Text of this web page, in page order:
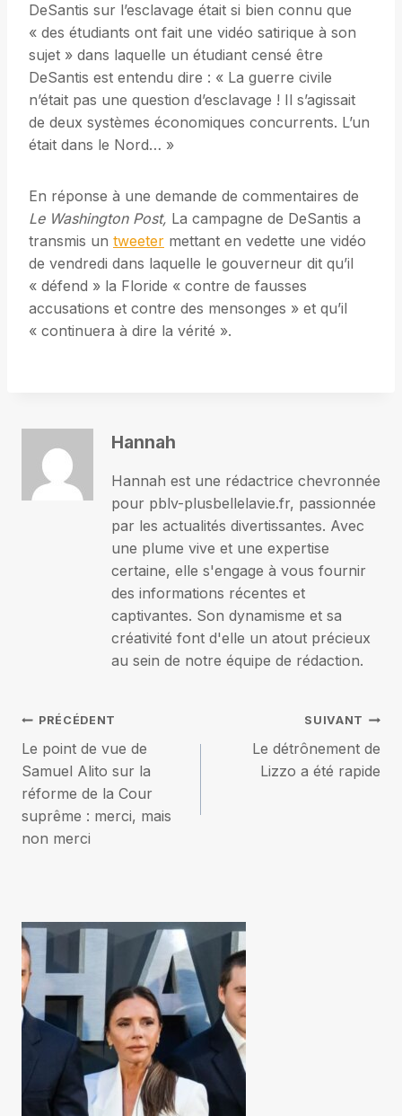
DeSantis sur l’esclavage était si bien connu que
« des étudiants ont fait une vidéo satirique à son
sujet » dans laquelle un étudiant censé être
DeSantis est entendu dire : « La guerre civile
n’était pas une question d’esclavage ! Il s’agissait
de deux systèmes économiques concurrents. L’un
était dans le Nord… »
En réponse à une demande de commentaires de
Le Washington Post, La campagne de DeSantis a
transmis un tweeter mettant en vedette une vidéo
de vendredi dans laquelle le gouverneur dit qu’il
« défend » la Floride « contre de fausses
accusations et contre des mensonges » et qu’il
« continuera à dire la vérité ».
Hannah
Hannah est une rédactrice chevronnée
pour pblv-plusbellelavie.fr, passionnée
par les actualités divertissantes. Avec
une plume vive et une expertise
certaine, elle s'engage à vous fournir
des informations récentes et
captivantes. Son dynamisme et sa
créativité font d'elle un atout précieux
au sein de notre équipe de rédaction.
Navigation
de
l’article
PRÉCÉDENT
Le point de vue de
Samuel Alito sur la
réforme de la Cour
suprême : merci, mais
non merci
SUIVANT
Le détrônement de
Lizzo a été rapide